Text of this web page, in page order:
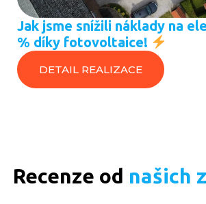
Jak jsme snížili náklady na
% díky fotovoltaice!
DETAIL REALIZACE
Recenze od našich